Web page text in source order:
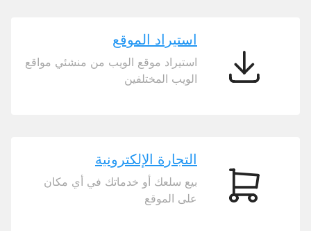
استيراد
استيراد الموقع
استيراد موقع الويب من منشئي مواقع
الويب المختلفين
التجارة
التجارة الإلكترونية
بيع سلعك أو خدماتك في أي مكان
على الموقع